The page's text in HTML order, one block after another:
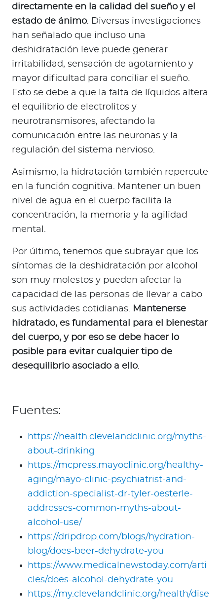
directamente en la calidad del sueño y el
estado de ánimo. Diversas investigaciones
han señalado que incluso una
deshidratación leve puede generar
irritabilidad, sensación de agotamiento y
mayor dificultad para conciliar el sueño.
Esto se debe a que la falta de líquidos altera
el equilibrio de electrolitos y
neurotransmisores, afectando la
comunicación entre las neuronas y la
regulación del sistema nervioso.
Asimismo, la hidratación también repercute
en la función cognitiva. Mantener un buen
nivel de agua en el cuerpo facilita la
concentración, la memoria y la agilidad
mental.
Por último, tenemos que subrayar que los
síntomas de la deshidratación por alcohol
son muy molestos y pueden afectar la
capacidad de las personas de llevar a cabo
sus actividades cotidianas. Mantenerse
hidratado, es fundamental para el bienestar
del cuerpo, y por eso se debe hacer lo
posible para evitar cualquier tipo de
desequilibrio asociado a ello.
Fuentes:
https://health.clevelandclinic.org/myths-
about-drinking
https://mcpress.mayoclinic.org/healthy-
aging/mayo-clinic-psychiatrist-and-
addiction-specialist-dr-tyler-oesterle-
addresses-common-myths-about-
alcohol-use/
https://dripdrop.com/blogs/hydration-
blog/does-beer-dehydrate-you
https://www.medicalnewstoday.com/arti
cles/does-alcohol-dehydrate-you
https://my.clevelandclinic.org/health/dise